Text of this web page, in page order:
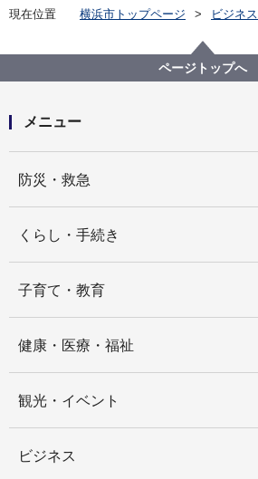
現在位置 横浜市トップページ ビジネス
ページトップへ
メニュー
防災・救急
くらし・手続き
子育て・教育
健康・医療・福祉
観光・イベント
ビジネス